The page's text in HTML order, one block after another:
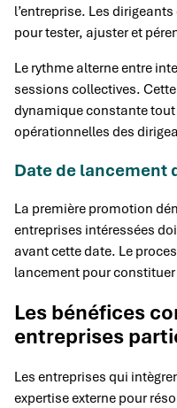
l’entreprise. Les
pour tester, ajuster et
Le rythme alterne entre
sessions collectives.
dynamique constante
opérationnelles des
Date de lancement
La première promotion
entreprises intéressées
avant cette date. Le
lancement pour
Les bénéfices
entreprises
Les entreprises qui
expertise externe pour